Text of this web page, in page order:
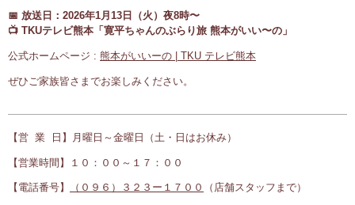
📅 放送日：2026年1月13日（火）夜8時〜
📺 TKUテレビ熊本「寛平ちゃんのぶらり旅 熊本がいい〜の」
公式ホームページ : 熊本がいいーの | TKU テレビ熊本
ぜひご家族皆さまでお楽しみください。
【営 業 日】月曜日～金曜日（土・日はお休み）
【営業時間】１０：００～１７：００
【電話番号】 （０９６）３２３ー１７００ （店舗スタッフまで）